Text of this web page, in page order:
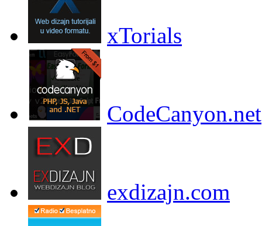
xTorials
CodeCanyon.net
exdizajn.com